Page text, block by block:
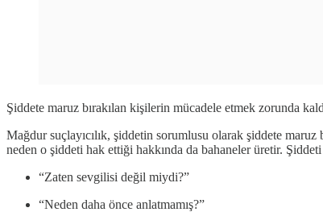
Şiddete maruz bırakılan kişilerin mücadele etmek zorunda
Mağdur suçlayıcılık, şiddetin sorumlusu olarak şiddete
neden o şiddeti hak ettiği hakkında da bahaneler üretir.
“Zaten sevgilisi değil miydi?”
“Neden daha önce anlatmamış?”